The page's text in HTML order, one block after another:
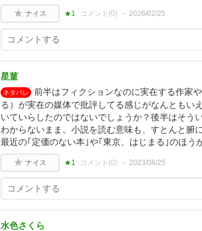
ナイス ★1 コメント(0) 2026/02/25
星菫
ネタバレ
前半はフィクションなのに実在する作家
る）が実在の媒体で批評してる感じがなんともい
いていらしたのではないでしょうか？後半はそう
わからないまま。小説を読む意味も、すとんと腑
最近の｢定価のない本｣や｢東京、はじまる｣のほう
ナイス ★1 コメント(0) 2023/08/25
水色さくら